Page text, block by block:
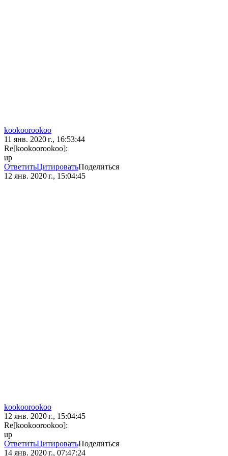
kookoorookoo
11 янв. 2020 г., 16:53:44
Re[kookoorookoo]:
up
ОтветитьЦитироватьПоделиться
12 янв. 2020 г., 15:04:45
kookoorookoo
12 янв. 2020 г., 15:04:45
Re[kookoorookoo]:
up
ОтветитьЦитироватьПоделиться
14 янв. 2020 г., 07:47:24